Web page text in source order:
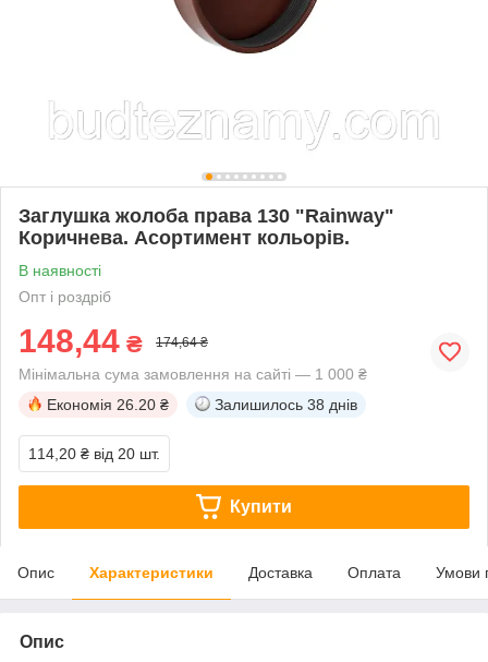
Заглушка жолоба права 130 "Rainway"
Коричнева. Асортимент кольорів.
В наявності
Опт і роздріб
148,44 ₴ 174,64 ₴
Мінімальна сума замовлення на сайті — 1 000 ₴
Економія 26.20 ₴ Залишилось 38 днів
114,20 ₴ від 20 шт.
Купити
Опис Характеристики Доставка Оплата Умови
Опис